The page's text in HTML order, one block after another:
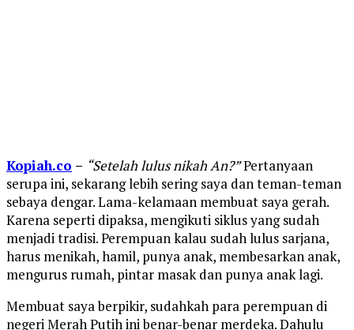
Kopiah.co – “Setelah lulus nikah An?”Pertanyaan
serupa ini, sekarang lebih sering saya dan teman-teman
sebaya dengar. Lama-kelamaan membuat saya gerah.
Karena seperti dipaksa, mengikuti siklus yang sudah
menjadi tradisi. Perempuan kalau sudah lulus sarjana,
harus menikah, hamil, punya anak, membesarkan anak,
mengurus rumah, pintar masak dan punya anak lagi.
Membuat saya berpikir, sudahkah para perempuan di
negeri Merah Putih ini benar-benar merdeka. Dahulu